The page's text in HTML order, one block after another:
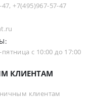
47,+7(495)967-57-47
с 10:00 до 17:00
КЛИЕНТАМ
клиентам